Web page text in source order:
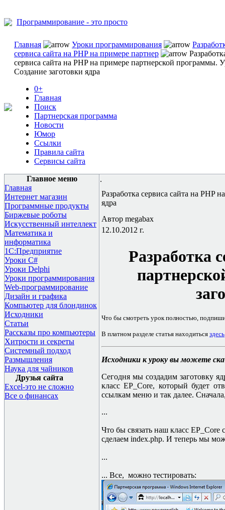
Программирование - это просто
Главная Уроки программирования
сервиса сайта на PHP на примере партнер
сервиса сайта на PHP на примере партнерской программы.
Создание заготовки ядра
0+
Главная
Поиск
Партнерская программа
Новости
Юмор
Ссылки
Правила сайта
Сервисы сайта
Главное меню
Главная
Интернет магазин
Программные продукты
Биржевые роботы
Искусственный интеллект
Математика и
информатика
1С:Предприятие
Уроки C#
Уроки Delphi
Уроки программирования
Web-программирование
Дизайн и графика
Компьютер для блондинок
Исходники
Статьи
Рассказы про компьютеры
Хитрости и секреты
Системный подход
Размышления
Наука для чайников
Друзья сайта
Excel-это не сложно
Все о финансах
.
Разработка сервиса сайта на PHP
ядра
Автор megabax
12.10.2012 г.
Разработка
Что бы смотреть урок полностью,
В платном разделе статья находиться здесь
Исходники к уроку вы можете
Сегодня мы создадим заготовку
класс EP_Core, который будет
ссылкам меню и так далее.
...
Что бы связать наш класс EP_Core
сделаем index.php. И теперь мы
...
... Все, можно тестировать: